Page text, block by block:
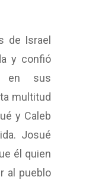
de Israel
y confió
en sus
multitud
y Caleb
Josué
él quien
al pueblo